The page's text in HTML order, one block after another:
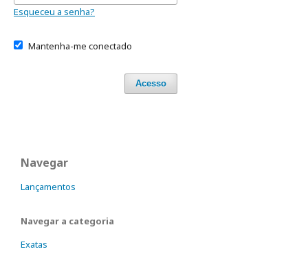
Esqueceu a senha?
Mantenha-me conectado
Acesso
Navegar
Lançamentos
Navegar a categoria
Exatas